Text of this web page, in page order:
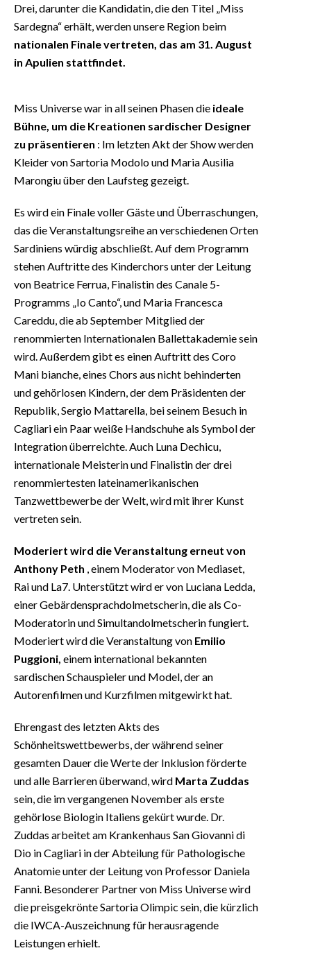
STORE
Drei, darunter die Kandidatin, die den Titel „Miss
Sardegna“ erhält, werden unsere Region beim
nationalen Finale vertreten, das am 31. August
in Apulien stattfindet.
Miss Universe war in all seinen Phasen die ideale
Bühne, um die Kreationen sardischer Designer
zu präsentieren : Im letzten Akt der Show werden
Kleider von Sartoria Modolo und Maria Ausilia
Marongiu über den Laufsteg gezeigt.
Es wird ein Finale voller Gäste und Überraschungen,
das die Veranstaltungsreihe an verschiedenen Orten
Sardiniens würdig abschließt. Auf dem Programm
stehen Auftritte des Kinderchors unter der Leitung
von Beatrice Ferrua, Finalistin des Canale 5-
Programms „Io Canto“, und Maria Francesca
Careddu, die ab September Mitglied der
renommierten Internationalen Ballettakademie sein
wird. Außerdem gibt es einen Auftritt des Coro
Mani bianche, eines Chors aus nicht behinderten
und gehörlosen Kindern, der dem Präsidenten der
Republik, Sergio Mattarella, bei seinem Besuch in
Cagliari ein Paar weiße Handschuhe als Symbol der
Integration überreichte. Auch Luna Dechicu,
internationale Meisterin und Finalistin der drei
renommiertesten lateinamerikanischen
Tanzwettbewerbe der Welt, wird mit ihrer Kunst
vertreten sein.
Moderiert wird die Veranstaltung erneut von
Anthony Peth , einem Moderator von Mediaset,
Rai und La7. Unterstützt wird er von Luciana Ledda,
einer Gebärdensprachdolmetscherin, die als Co-
Moderatorin und Simultandolmetscherin fungiert.
Moderiert wird die Veranstaltung von Emilio
Puggioni, einem international bekannten
sardischen Schauspieler und Model, der an
Autorenfilmen und Kurzfilmen mitgewirkt hat.
Ehrengast des letzten Akts des
Schönheitswettbewerbs, der während seiner
gesamten Dauer die Werte der Inklusion förderte
und alle Barrieren überwand, wird Marta Zuddas
sein, die im vergangenen November als erste
gehörlose Biologin Italiens gekürt wurde. Dr.
Zuddas arbeitet am Krankenhaus San Giovanni di
Dio in Cagliari in der Abteilung für Pathologische
Anatomie unter der Leitung von Professor Daniela
Fanni. Besonderer Partner von Miss Universe wird
die preisgekrönte Sartoria Olimpic sein, die kürzlich
die IWCA-Auszeichnung für herausragende
Leistungen erhielt.